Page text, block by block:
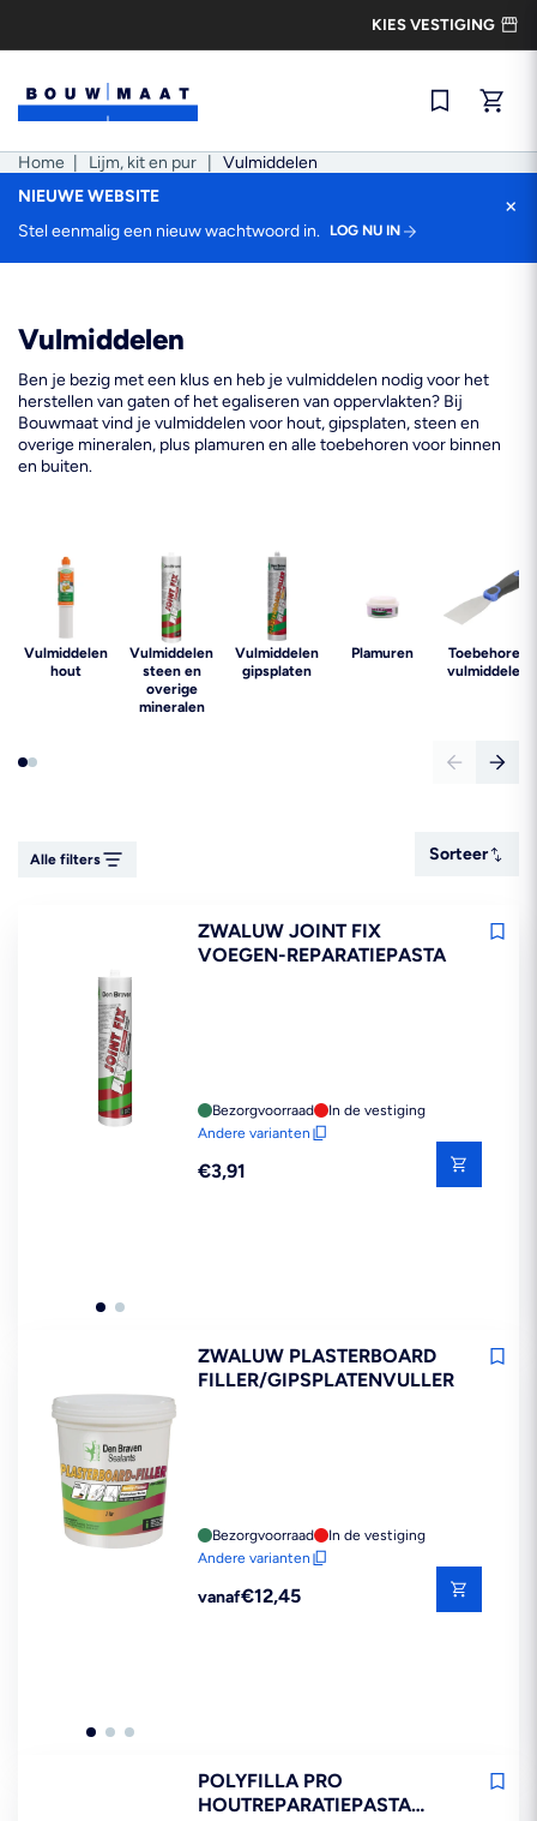
inhoud
KIES VESTIGING
Snel
Home Lijm, kit en pur
Vulmiddelen
NIEUWE WEBSITE
Stel eenmalig een nieuw wachtwoord in.
LOG NU IN
×
Vulmiddelen
Ben je bezig met een klus en heb je vulmiddelen nodig voor het
herstellen van gaten of het egaliseren van oppervlakten? Bij
Bouwmaat vind je vulmiddelen voor hout, gipsplaten, steen en
overige mineralen, plus plamuren en alle toebehoren voor binnen
en buiten.
Vulmiddelen
hout
Vulmiddelen
steen en
overige
mineralen
Vulmiddelen
gipsplaten
Plamuren
Toebehoren
vulmiddelen
Alle filters
Sorteer
Sorteer
ZWALUW JOINT FIX
VOEGEN-REPARATIEPASTA
Bezorgvoorraad
In de vestiging
Andere varianten
Reguliere
€3,91
ZWALUW PLASTERBOARD
FILLER/GIPSPLATENVULLER
Bezorgvoorraad
In de vestiging
Andere varianten
Reguliere
vanaf€12,45
POLYFILLA PRO
HOUTREPARATIEPASTA